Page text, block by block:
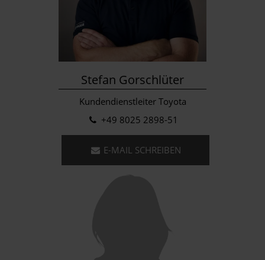
Stefan Gorschlüter
Kundendienstleiter Toyota
+49 8025 2898-51
E-MAIL SCHREIBEN